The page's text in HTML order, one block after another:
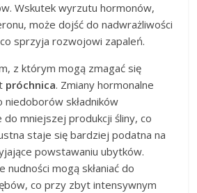
Wskutek wyrzutu hormonów,
może dojść do nadwrażliwości
sprzyja rozwojowi zapaleń.
z którym mogą zmagać się
próchnica. Zmiany hormonalne
składników
do mniejszej produkcji śliny, co
staje się bardziej podatna na
powstawaniu ubytków.
mogą skłaniać do
co przy zbyt intensywnym